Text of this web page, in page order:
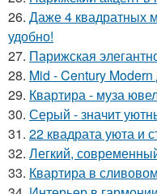
26. Даже 4 квадратных
удобно!
27. Парижская
28. Mid - Century
29. Квартира - муза
30. Серый - значит
31. 22 квадрата уюта и
32. Легкий,
33. Квартира в